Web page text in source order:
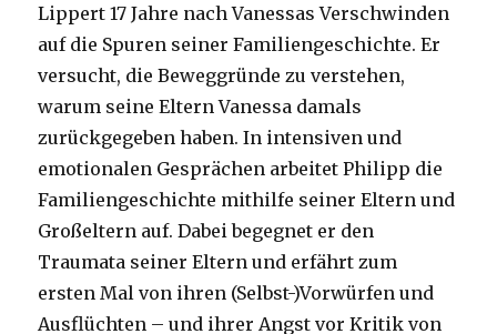
Lippert 17 Jahre nach Vanessas Verschwinden
auf die Spuren seiner Familiengeschichte. Er
versucht, die Beweggründe zu verstehen,
warum seine Eltern Vanessa damals
zurückgegeben haben. In intensiven und
emotionalen Gesprächen arbeitet Philipp die
Familiengeschichte mithilfe seiner Eltern und
Großeltern auf. Dabei begegnet er den
Traumata seiner Eltern und erfährt zum
ersten Mal von ihren (Selbst-)Vorwürfen und
Ausflüchten – und ihrer Angst vor Kritik von